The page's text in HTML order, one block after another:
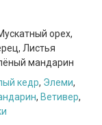
орех,
Листья
мандарин
кедр, Элеми,
, Ветивер,